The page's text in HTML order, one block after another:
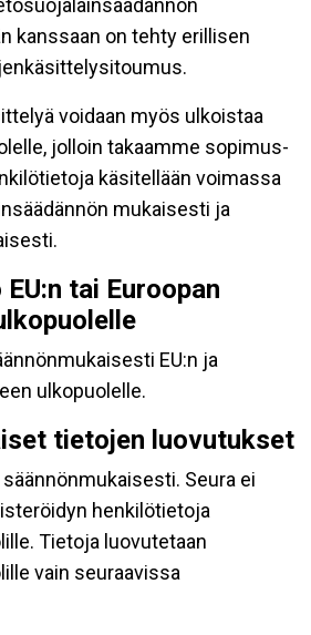
kanssaan on tehty erillisen
voidaan myös ulkoistaa
jolloin takaamme sopimus-
käsitellään voimassa
mukaisesti ja
tai Euroopan
EU:n ja
ulkopuolelle.
tietojen luovutukset
Seura ei
henkilötietoja
Tietoja luovutetaan
vain seuraavissa